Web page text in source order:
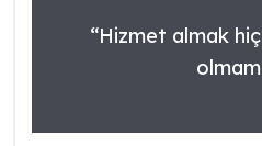
ve bilgi dolu olduğunu
Servisi telefon numarası” ile
servisten yana kullanıyor.
“Hizmet almak